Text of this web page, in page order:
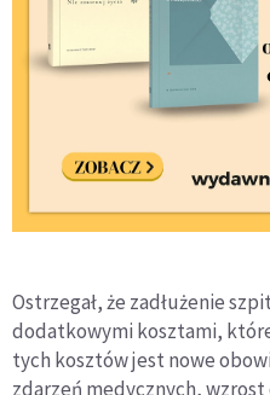
Ostrzegał, że zadłużenie
dodatkowymi kosztami, które
tych kosztów jest nowe
zdarzeń medycznych, wzrost